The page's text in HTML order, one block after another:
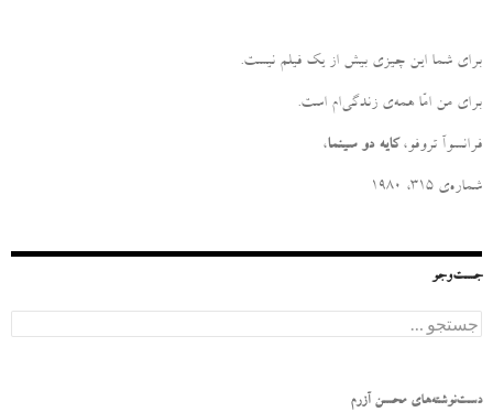
برای شما این چیزی بیش از یک فیلم نیست.
برای من امّا همه‌ی زندگی‌ام است.
فرانسوآ تروفو، کایه دو سینما،
شماره‌ی ۳۱۵، ۱۹۸۰
جست‌وجو
ج
س
و
دست‌نوشته‌های محسن آزرم